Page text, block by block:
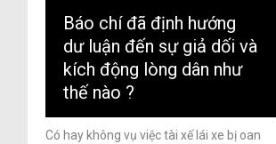
Báo chí đã định hướng
dư luận đến sự giả dối và
kích động lòng dân như
thế nào ?
Có hay không vụ việc tài xế lái xe bị oan